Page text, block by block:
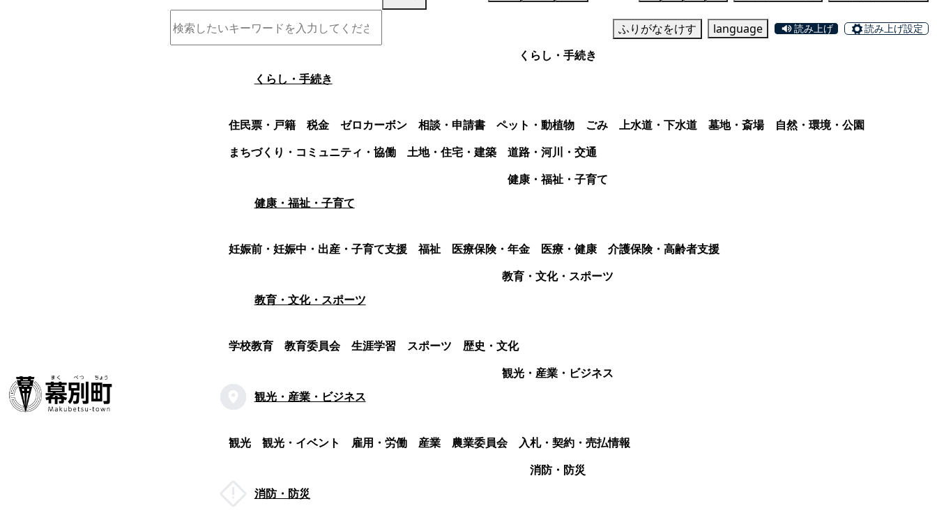
ふりがなをけす language 読み上げ 読み上げ設定
くらし・手続き
くらし・手続き
住民票・戸籍 税金 ゼロカーボン 相談・申請書 ペット・動植物 ごみ 上水道・下水道 墓地・斎場
自然・環境・公園
まちづくり・コミュニティ・協働
土地・住宅・建築
道路・河川・交通
健康・福祉・子育て
健康・福祉・子育て
妊娠前・妊娠中・出産・子育て支援 福祉 医療保険・年金 医療・健康
介護保険・高齢者支援
教育・文化・スポーツ
教育・文化・スポーツ
学校教育 教育委員会 生涯学習 スポーツ
歴史・文化
観光・産業・ビジネス
観光・産業・ビジネス
観光 観光・イベント 雇用・労働 産業 農業委員会
入札・契約・売払情報
消防・防災
消防・防災